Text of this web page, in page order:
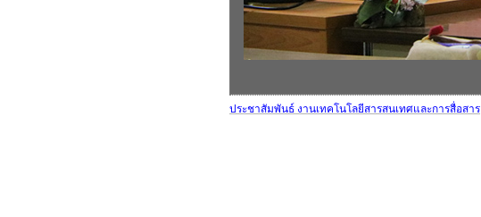
ประชาสัมพันธ์ งานเทคโนโลยีสารสนเทศและการสื่อสาร